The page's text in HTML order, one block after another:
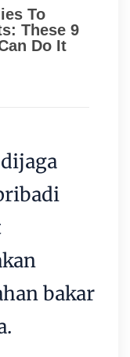
bakar